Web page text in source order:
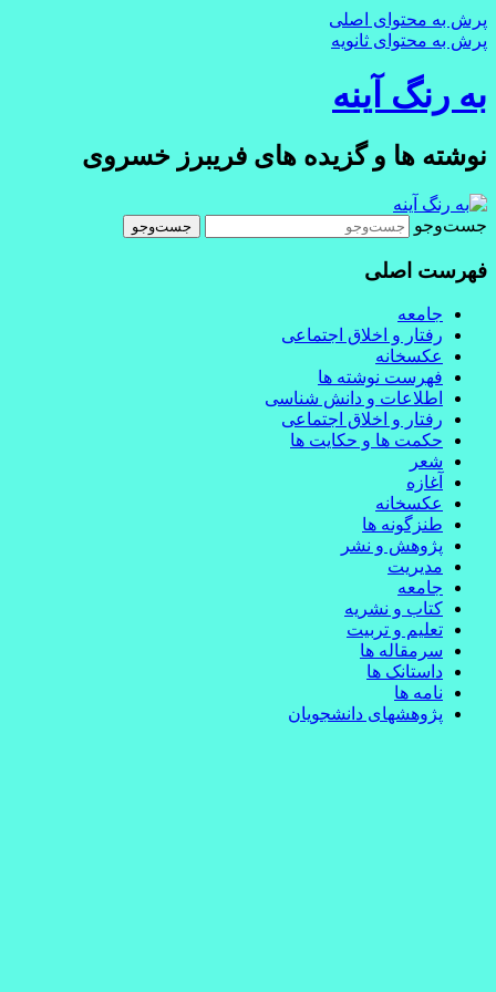
پرش به محتوای اصلی
پرش به محتوای ثانویه
به رنگ آينه
نوشته ها و گزیده های فریبرز خسروی
جست‌وجو
فهرست اصلی
جامعه
رفتار و اخلاق اجتماعی
عکسخانه
فهرست نوشته ها
اطلاعات و دانش شناسی
رفتار و اخلاق اجتماعی
حکمت ها و حکایت ها
شعر
آغازه
عکسخانه
طنزگونه ها
پژوهش و نشر
مدیریت
جامعه
کتاب و نشریه
تعلیم و تربیت
سرمقاله ها
داستانک ها
نامه ها
پژوهشهای دانشجویان